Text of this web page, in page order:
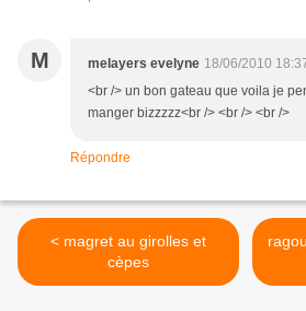
M melayers evelyne 18/06/2010
<br /> un bon gateau que voila je
manger bizzzzz<br /> <br /> <br />
Répondre
< magret au girolles et
cèpes